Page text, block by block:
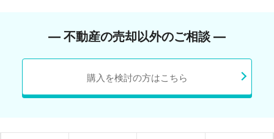
― 不動産の売却以外のご相談 ―
購入を検討の方はこちら